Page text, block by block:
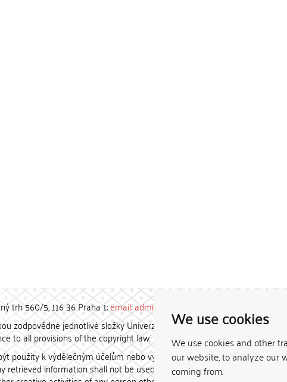
We use cookies
We use cookies and other
our website, to analyze our
coming from.
trh 560/5, 116 36 Praha 1;email: admin-repozitar [at] cuni.cz
zodpovědné jednotlivé složky Univerzity Karlovy. / Each constituent
to all provisions of the copyright law.
použity k výdělečným účelům nebo vydávány za studijní, vědeckou
information shall not be used for any commercial purposes